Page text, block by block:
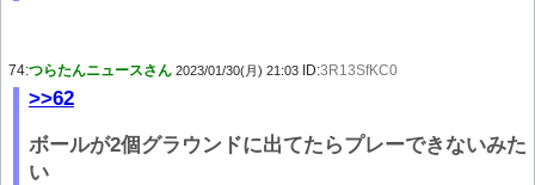
74:つらたんニュースさん 2023/01/30(月) 21:03 ID:3R13SfKC0
>>62
ボールが2個グラウンドに出てたらプレーできないみた
い